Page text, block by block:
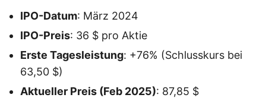
IPO-Datum: März 2024
IPO-Preis: 36 $ pro Aktie
Erste Tagesleistung: +76% (Schlusskurs bei
63,50 $)
Aktueller Preis (Feb 2025): 87,85 $